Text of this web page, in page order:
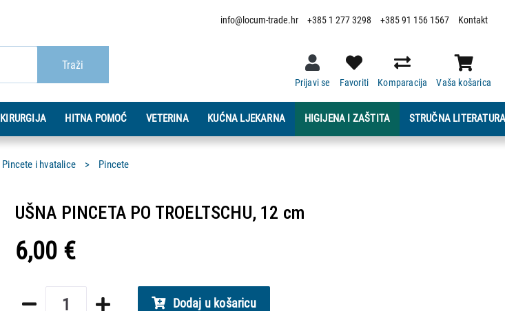
info@locum-trade.hr +385 1 277 3298 +385 91 156 1567 Kontakt
Traži
Vaša košarica
Komparacija
Favoriti
Prijavi se
KIRURGIJA HITNA POMOĆ VETERINA KUĆNA LJEKARNA HIGIJENA I ZAŠTITA STRUČNA
Pincete i hvatalice Pincete
UŠNA PINCETA PO TROELTSCHU, 12 cm
6,00 €
Dodaj u košaricu